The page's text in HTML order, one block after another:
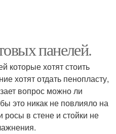
панелей.
которые хотят стоить
хотят отдать пенопласту,
вопрос можно ли
это никак не повлияло на
в стене и стойки не